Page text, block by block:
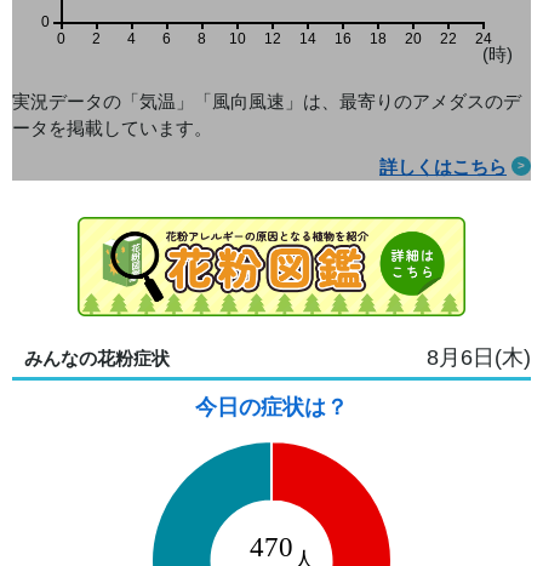
0 2 4 6 8 10 12 14 16 18 20 22 24
(時)
0
実況データの「気温」「風向風速」は、最寄りのアメダスのデ
ータを掲載しています。
詳しくはこちら
みんなの花粉症状 8月6日(木)
今日の症状は？